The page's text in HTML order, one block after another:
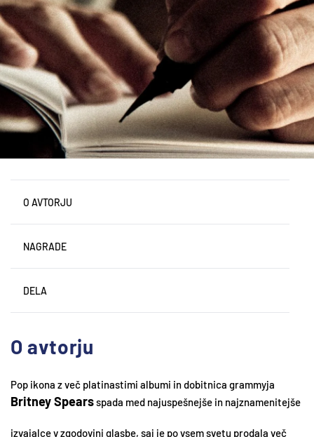
O AVTORJU
NAGRADE
DELA
O avtorju
Pop ikona z več platinastimi albumi in dobitnica grammyja
Britney Spearsspada med najuspešnejše in najznamenitejše
izvajalce v zgodovini glasbe, saj je po vsem svetu prodala več